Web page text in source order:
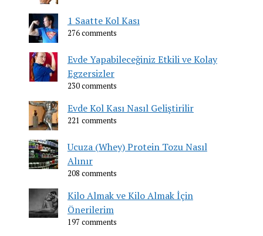
1 Saatte Kol Kası
276 comments
Evde Yapabileceğiniz Etkili ve Kolay
Egzersizler
230 comments
Evde Kol Kası Nasıl Geliştirilir
221 comments
Ucuza (Whey) Protein Tozu Nasıl
Alınır
208 comments
Kilo Almak ve Kilo Almak İçin
Önerilerim
197 comments